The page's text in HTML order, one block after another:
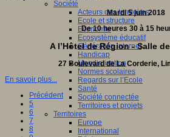
Société
Acteurs des territoires
Ecole et structure
Economie
Ecosystème éducatif
Génération internet
Handicap
Mondialisation
Normes scolaires
Regards sur l’Ecole
Santé
Société connectée
Territoires et projets
Territoires
Europe
International
Mardi 5 juin 2018
De 10 heures 30 à 15
A l’Hôtel de Région - Salle
27 Boulevard de La Corderie,
En savoir plus...
Précédent
5
6
7
8